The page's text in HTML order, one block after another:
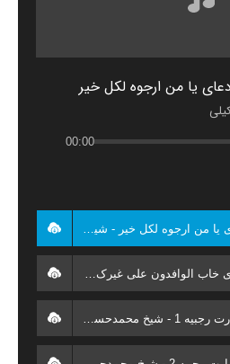
یا من ارجوه لکل خیر
00:00